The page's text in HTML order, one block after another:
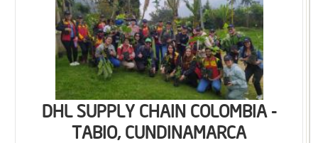
DHL SUPPLY CHAIN COLOMBIA -
TABIO, CUNDINAMARCA